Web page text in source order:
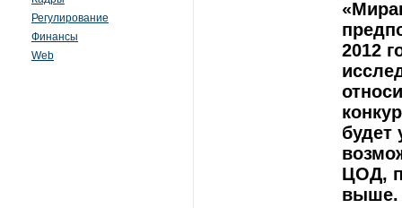
Регулирование
Финансы
Web
2012
будет
ЦОД,
выше.